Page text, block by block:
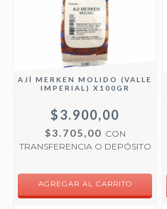
AJÍ MERKEN MOLIDO (VALLE
IMPERIAL) X100GR
$3.900,00
$3.705,00 CON
TRANSFERENCIA O DEPÓSITO